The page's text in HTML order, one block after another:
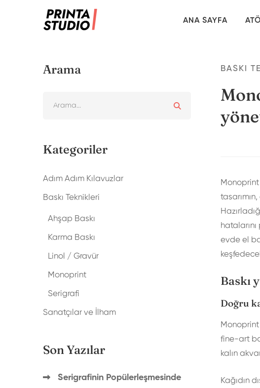
ANA SAYFA
Arama
Kategoriler
Adım Adım Kılavuzlar
Baskı Teknikleri
Ahşap Baskı
Karma Baskı
Linol / Gravür
Monoprint
Serigrafi
Sanatçılar ve İlham
Son Yazılar
Serigrafinin Popülerleşmesinde
BASKI
evde el
Baskı
Doğru
fine-art
kalın
Kağıdın